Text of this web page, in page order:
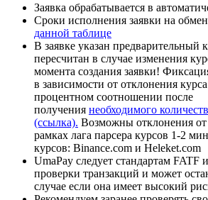
Заявка обрабатывается в
Сроки исполнения заявки на обмен
данной таблице
В заявке указан предварительный
пересчитан в случае изменения
момента создания заявки!
в зависимости от отклонения
процентном соотношении после
получения необходимого
(ссылка). Возможны отклонения
рамках лага парсера курсов 1-2
курсов: Binance.com и Heleket.com
UmaPay следует стандартам
проверки транзакций и может
случае если она имеет высокий